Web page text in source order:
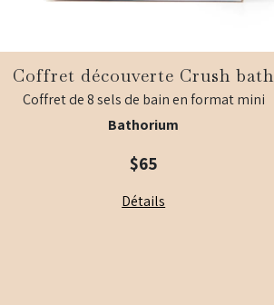
Coffret découverte Crush bath
Coffret de 8 sels de bain en format mini
Bathorium
$65
Détails